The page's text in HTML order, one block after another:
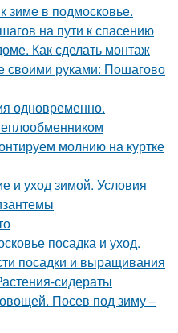
зиме в подмосковье.
на пути к спасению
Как сделать монтаж
своими руками: Пошагово
одновременно.
молнию на куртке
и уход зимой. Условия
посадка и уход.
посадки и выращивания
сидераты
Посев под зиму –